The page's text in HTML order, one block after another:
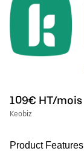
109€ HT/mois
Keobiz
Product Features